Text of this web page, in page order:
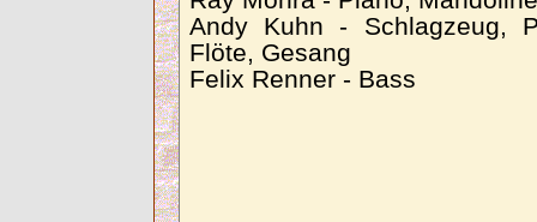
Andy Kuhn - Schlagzeug,
Flöte, Gesang
Felix Renner - Bass